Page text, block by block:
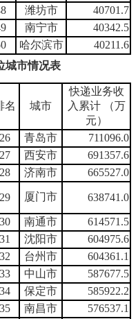
潍坊市
40701.7
南宁市
40342.5
哈尔滨市
40211.6
城市情况表
名 城市
快递业务收
入累计 （万
元）
26 青岛市
711096.0
27 西安市
691357.6
28 济南市 665527.0
29 厦门市 638741.0
30 南通市
614571.5
31 沈阳市
604975.6
32 台州市
604361.1
33 中山市
587677.5
34 保定市
585922.2
35 南昌市
576537.1